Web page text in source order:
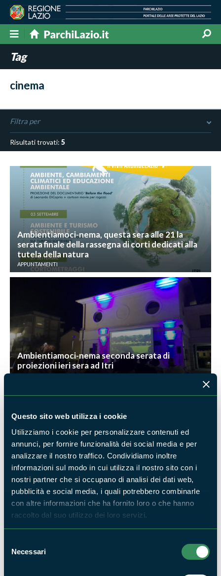
Questo sito web utilizza i cookie
Utilizziamo i cookie per personalizzare contenuti ed
annunci, per fornire funzionalità dei social media e per
analizzare il nostro traffico. Condividiamo inoltre
informazioni sul modo in cui utilizza il nostro sito con i
nostri partner che si occupano di analisi dei dati web,
pubblicità e social media, i quali potrebbero combinarle
con altre informazioni che ha fornito loro o che hanno
raccolto dal suo utilizzo dei loro servizi.
delNecessari
Tag
cinema
Filtra per
Risultati trovati:5
Ambientiamoci-nema, questa sera alle 21 la
serata finale della rassegna di corti dedicati alla
tutela della natura
APPUNTAMENTI
Ambientiamoci-nema seconda serata di
proiezioni ieri sera ad Itri
APPUNTAMENTI
Il parco dei registi - Il set dei set